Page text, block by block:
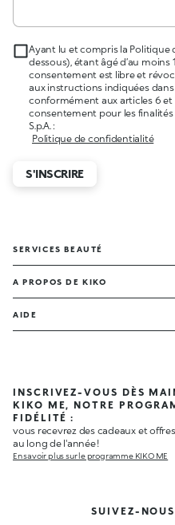
Ayant lu et compris la Politique
dessous), étant âgé d’au moins
consentement est libre et
aux instructions indiquées
conformément aux articles 6 et
consentement pour les
S.p.A. :
Politique de confidentialité
S'INSCRIRE
SERVICES BEAUTÉ
A PROPOS DE KIKO
AIDE
INSCRIVEZ-VOUS DÈS
KIKO ME, NOTRE
FIDÉLITÉ :
vous recevrez des cadeaux et
au long de l'année !
En savoir plus sur le programme KIKO ME
SUIVEZ-